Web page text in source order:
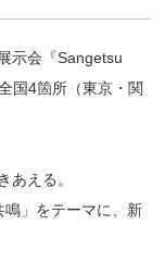
示会『Sangetsu
国4箇所（東京・関
あえる。
」をテーマに、新